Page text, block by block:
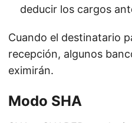
deducir los cargos
Cuando el destinatario
recepción, algunos
eximirán.
Modo SHA